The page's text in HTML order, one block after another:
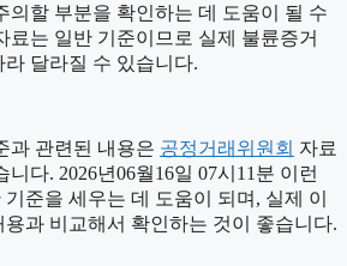
의할 부분을 확인하는 데 도움이 될 수
료는 일반 기준이므로 실제 불륜증거
달라질 수 있습니다.
과 관련된 내용은 공정거래위원회 자료
다. 2026년06월16일 07시11분 이런
준을 세우는 데 도움이 되며, 실제 이
과 비교해서 확인하는 것이 좋습니다.